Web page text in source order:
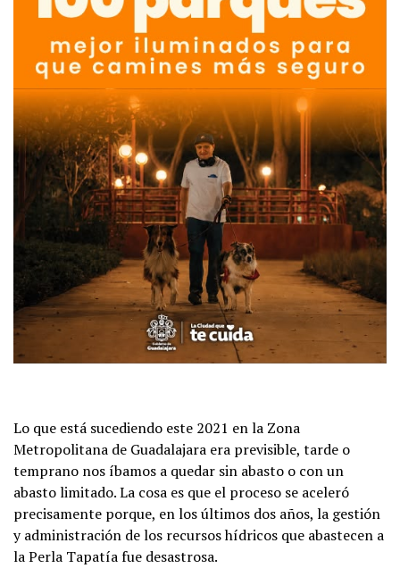
Lo que está sucediendo este 2021 en la Zona
Metropolitana de Guadalajara era previsible, tarde o
temprano nos íbamos a quedar sin abasto o con un
abasto limitado. La cosa es que el proceso se aceleró
precisamente porque, en los últimos dos años, la gestión
y administración de los recursos hídricos que abastecen a
la Perla Tapatía fue desastrosa.